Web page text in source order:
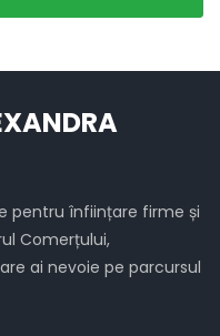
pentru înființare firme și
Comerțului,
ai nevoie pe parcursul